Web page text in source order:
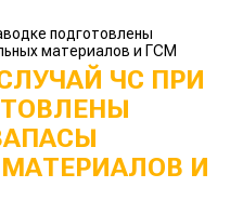
подготовлены
материалов и ГСМ
ЧС ПРИ
И